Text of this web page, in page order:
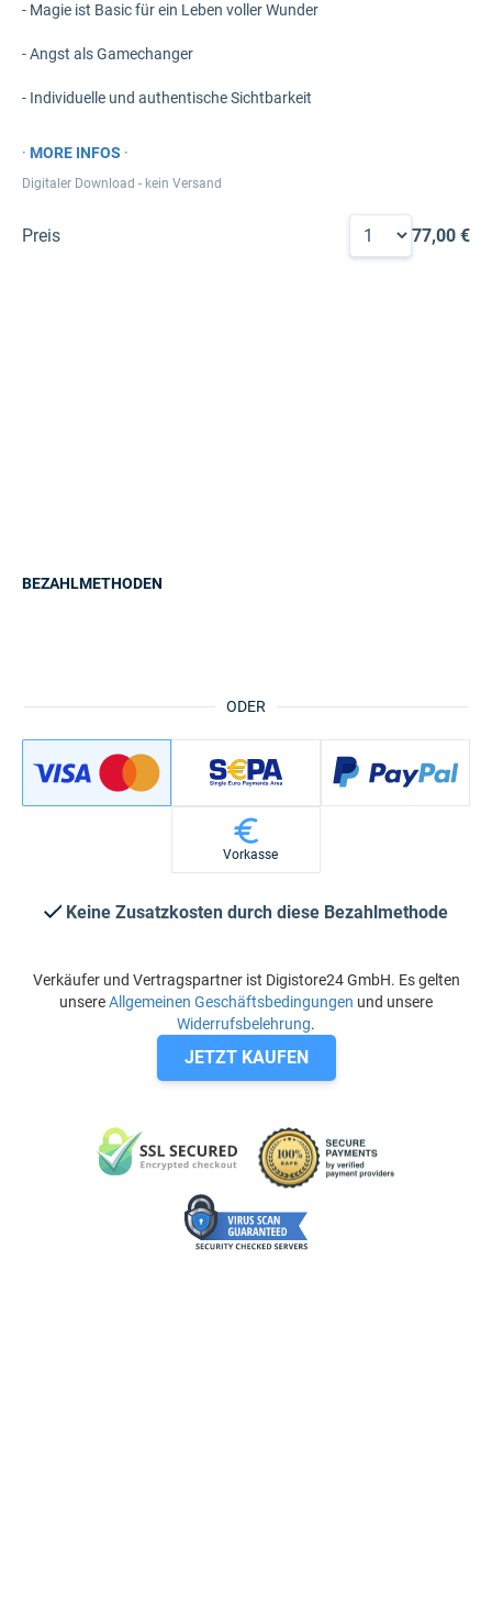
- Magie ist Basic für ein Leben voller Wunder
- Angst als Gamechanger
- Individuelle und authentische Sichtbarkeit
· MORE INFOS ·
Digitaler Download - kein Versand
Preis 77,00 €
ODER
BEZAHLMETHODEN
Vorkasse
Keine Zusatzkosten durch diese Bezahlmethode
Verkäufer und Vertragspartner ist Digistore24 GmbH. Es gelten
unsereAllgemeinen Geschäftsbedingungen und unsere
Widerrufsbelehrung.
JETZT KAUFEN